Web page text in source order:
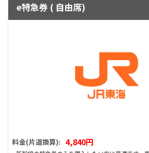
e特急券 ( 自由席)
料金(片道換算): 4,840円